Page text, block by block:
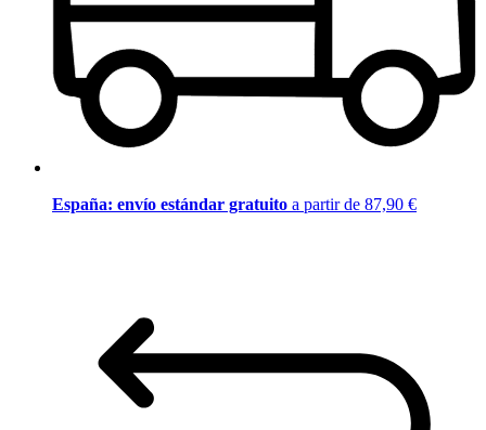
España: envío estándar gratuito a partir de 87,90 €